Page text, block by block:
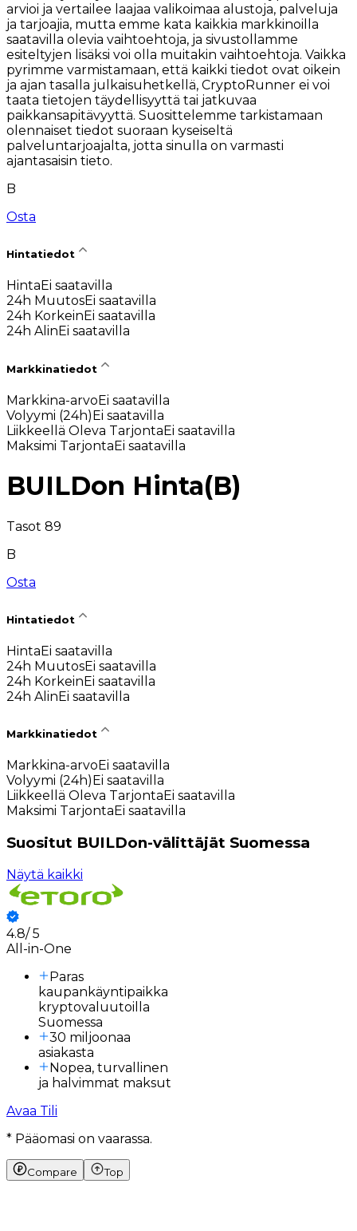
arvioi ja vertailee laajaa valikoimaa alustoja, palveluja
ja tarjoajia, mutta emme kata kaikkia markkinoilla
saatavilla olevia vaihtoehtoja, ja sivustollamme
esiteltyjen lisäksi voi olla muitakin vaihtoehtoja. Vaikka
pyrimme varmistamaan, että kaikki tiedot ovat oikein
ja ajan tasalla julkaisuhetkellä, CryptoRunner ei voi
taata tietojen täydellisyyttä tai jatkuvaa
paikkansapitävyyttä. Suosittelemme tarkistamaan
olennaiset tiedot suoraan kyseiseltä
palveluntarjoajalta, jotta sinulla on varmasti
ajantasaisin tieto.
B
Osta
Hintatiedot
Hinta Ei saatavilla
24h MuutosEi saatavilla
24h Korkein Ei saatavilla
24h Alin Ei saatavilla
Markkinatiedot
Markkina-arvoEi saatavilla
Volyymi (24h)Ei saatavilla
Liikkeellä Oleva TarjontaEi saatavilla
Maksimi TarjontaEi saatavilla
BUILDon Hinta(B)
Tasot 89
B
Osta
Hintatiedot
HintaEi saatavilla
24h MuutosEi saatavilla
24h KorkeinEi saatavilla
24h AlinEi saatavilla
Markkinatiedot
Markkina-arvo Ei saatavilla
Volyymi (24h) Ei saatavilla
Liikkeellä Oleva Tarjonta Ei saatavilla
Maksimi Tarjonta Ei saatavilla
Suositut BUILDon-välittäjät Suomessa
Näytä kaikki
4.8/5
All-in-One
Paras
kaupankäyntipaikka
kryptovaluutoilla
Suomessa
30 miljoonaa
asiakasta
Nopea, turvallinen
ja halvimmat maksut
Avaa Tili
* Pääomasi on vaarassa.
Compare Top